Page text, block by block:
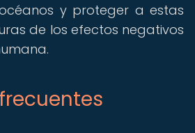
y proteger a estas
de los efectos negativos